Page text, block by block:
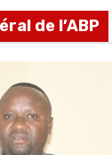
de l’ABP